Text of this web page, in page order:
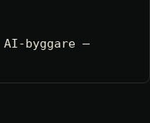
byggare –